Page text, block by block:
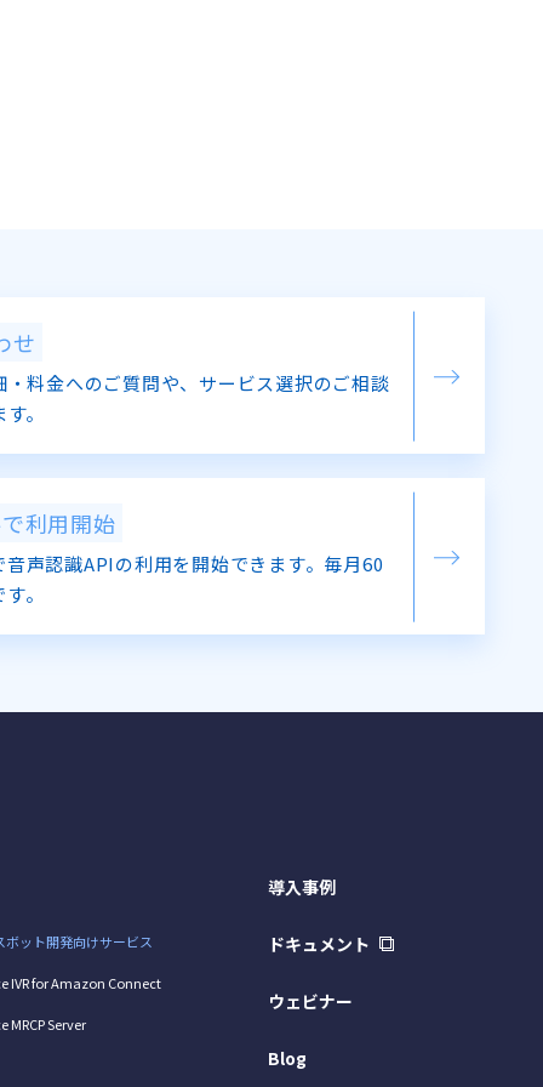
せ
・料金へのご質問や、サービス選択のご相談
。
利用開始
声認識APIの利用を開始できます。毎月60
。
ボット開発向けサービス
IVR for Amazon Connect
MRCP Server
導入事例
ドキュメント
ウェビナー
Blog